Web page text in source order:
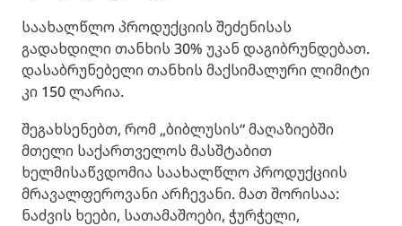
საახალწლო პროდუქციის შეძენისას
გადახდილი თანხის 30% უკან დაგიბრუნდებათ.
დასაბრუნებელი თანხის მაქსიმალური ლიმიტი
კი 150 ლარია.
შეგახსენებთ, რომ „ბიბლუსის“ მაღაზიებში
მთელი საქართველოს მასშტაბით
ხელმისაწვდომია საახალწლო პროდუქციის
მრავალფეროვანი არჩევანი. მათ შორისაა:
ნაძვის ხეები, სათამაშოები, ჭურჭელი,